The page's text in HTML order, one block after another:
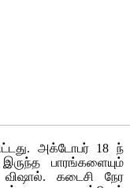
அக்டோபர் 18 ந்
பாரங்களையும்
விஷால். கடைசி நேர